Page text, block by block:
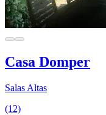
Casa Domper
Salas Altas
(12)